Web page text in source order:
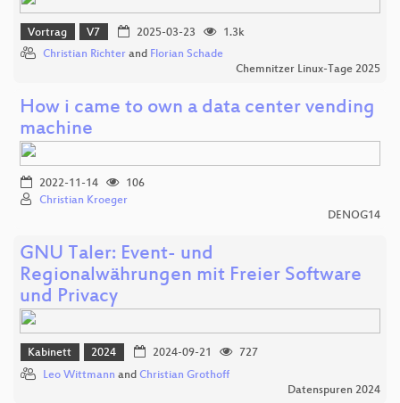
Vortrag V7 2025-03-23
1.3k
Christian Richter and Florian Schade
Chemnitzer Linux-Tage 2025
How i came to own a data center vending
machine
2022-11-14
106
Christian Kroeger
DENOG14
GNU Taler: Event- und
Regionalwährungen mit Freier Software
und Privacy
Kabinett 2024 2024-09-21
727
Leo Wittmann and Christian Grothoff
Datenspuren 2024